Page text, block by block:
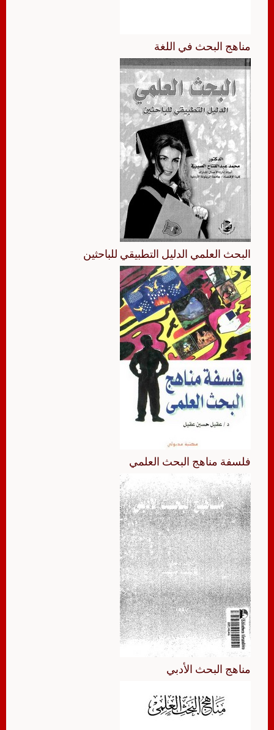
مناهج البحث في اللغة
البحث العلمي الدليل التطبيقي للباحثين
فلسفة مناهج البحث العلمي
مناهج البحث الأدبي